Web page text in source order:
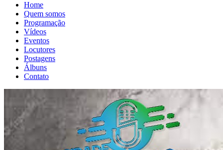
Home
Quem somos
Programação
Vídeos
Eventos
Locutores
Postagens
Álbuns
Contato